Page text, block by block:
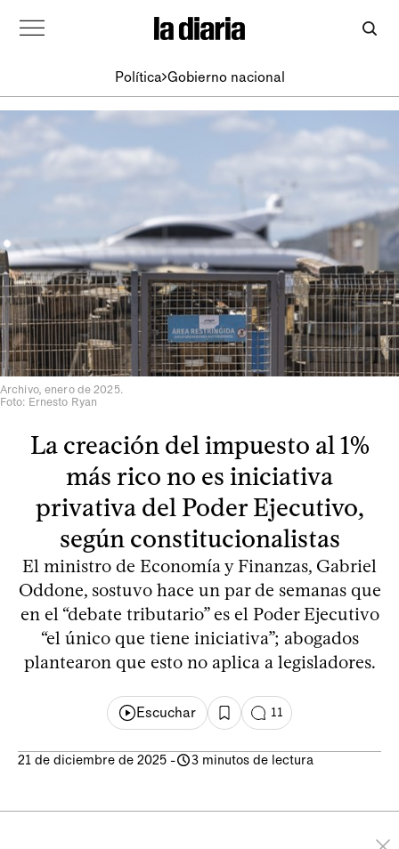
Política Gobierno nacional
Archivo, enero de 2025.
Foto: Ernesto Ryan
La creación del impuesto al 1%
más rico no es iniciativa
privativa del Poder Ejecutivo,
según constitucionalistas
El ministro de Economía y Finanzas, Gabriel
Oddone, sostuvo hace un par de semanas que
en el “debate tributario” es el Poder Ejecutivo
“el único que tiene iniciativa”; abogados
plantearon que esto no aplica a legisladores.
Escuchar 11
21 de diciembre de 2025 - 3 minutos de lectura